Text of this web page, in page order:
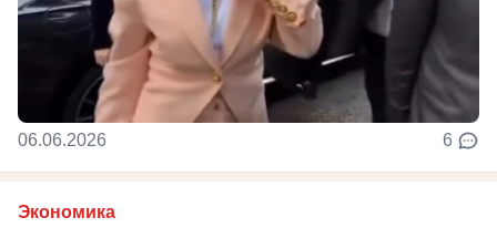
06.06.2026 6
Экономика